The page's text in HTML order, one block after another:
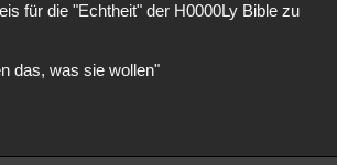
für die "Echtheit" der H0000Ly Bible zu
das, was sie wollen"